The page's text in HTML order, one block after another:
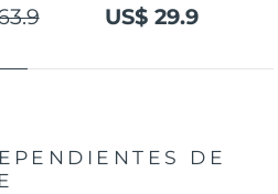
US$ 29.9
DE